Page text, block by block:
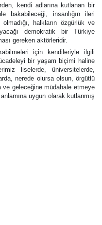
kendi adlarına kutlanan bir
bakabileceği, insanlığın ileri
halkların özgürlük ve
demokratik bir Türkiye
gereken aktörleridir.
için kendileriyle ilgili
bir yaşam biçimi haline
liselerde, üniversitelerde,
nerede olursa olsun, örgütlü
ve geleceğine müdahale etmeye
uygun olarak kutlanmış